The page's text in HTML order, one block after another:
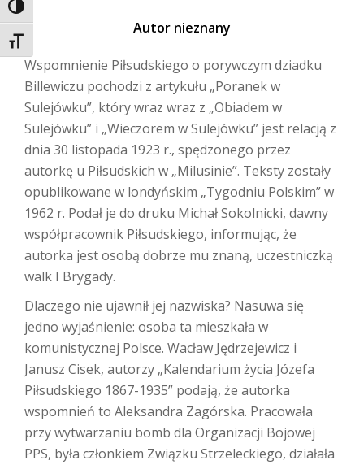
TOGGLE HIGH CONTRAST
TOGGLE FONT SIZE
Autor nieznany
Wspomnienie Piłsudskiego o porywczym dziadku
Billewiczu pochodzi z artykułu „Poranek w
Sulejówku”, który wraz wraz z „Obiadem w
Sulejówku” i „Wieczorem w Sulejówku” jest relacją z
dnia 30 listopada 1923 r., spędzonego przez
autorkę u Piłsudskich w „Milusinie”. Teksty zostały
opublikowane w londyńskim „Tygodniu Polskim” w
1962 r. Podał je do druku Michał Sokolnicki, dawny
współpracownik Piłsudskiego, informując, że
autorka jest osobą dobrze mu znaną, uczestniczką
walk I Brygady.
Dlaczego nie ujawnił jej nazwiska? Nasuwa się
jedno wyjaśnienie: osoba ta mieszkała w
komunistycznej Polsce. Wacław Jędrzejewicz i
Janusz Cisek, autorzy „Kalendarium życia Józefa
Piłsudskiego 1867-1935” podają, że autorka
wspomnień to Aleksandra Zagórska. Pracowała
przy wytwarzaniu bomb dla Organizacji Bojowej
PPS, była członkiem Związku Strzeleckiego, działała